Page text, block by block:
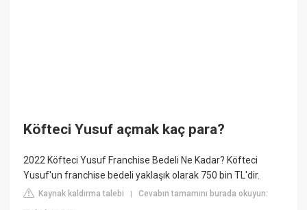
Köfteci Yusuf açmak kaç para?
2022 Köfteci Yusuf Franchise Bedeli Ne Kadar? Köfteci
Yusuf'un franchise bedeli yaklaşık olarak 750 bin TL'dir.
Kaynak kaldırma talebi |Cevabın tamamını burada okuyun: